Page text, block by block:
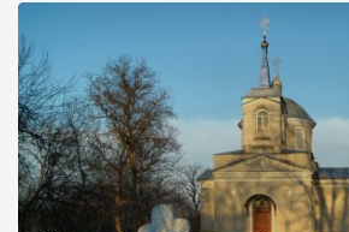
старовинний цвинтар із кам’яними
збереглися, написані кирилицею,
мовою. За всіма традиційними ознаками
український. Хрести датуються 19
роках Болган […]